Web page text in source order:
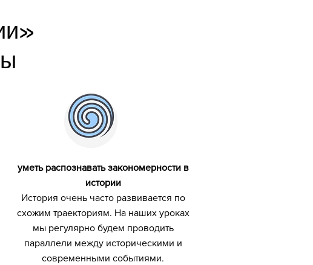
уметь распознавать закономерности в
истории
История очень часто развивается по
схожим траекториям. На наших уроках
мы регулярно будем проводить
параллели между историческими и
современными событиями.